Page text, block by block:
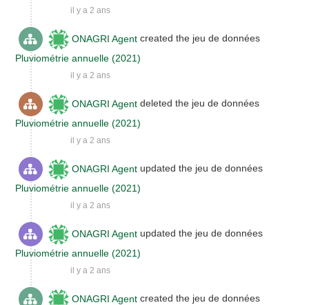
il y a 2 ans
ONAGRI Agent created the jeu de données
Pluviométrie annuelle (2021)
il y a 2 ans
ONAGRI Agent deleted the jeu de données
Pluviométrie annuelle (2021)
il y a 2 ans
ONAGRI Agent updated the jeu de données
Pluviométrie annuelle (2021)
il y a 2 ans
ONAGRI Agent updated the jeu de données
Pluviométrie annuelle (2021)
il y a 2 ans
ONAGRI Agent created the jeu de données